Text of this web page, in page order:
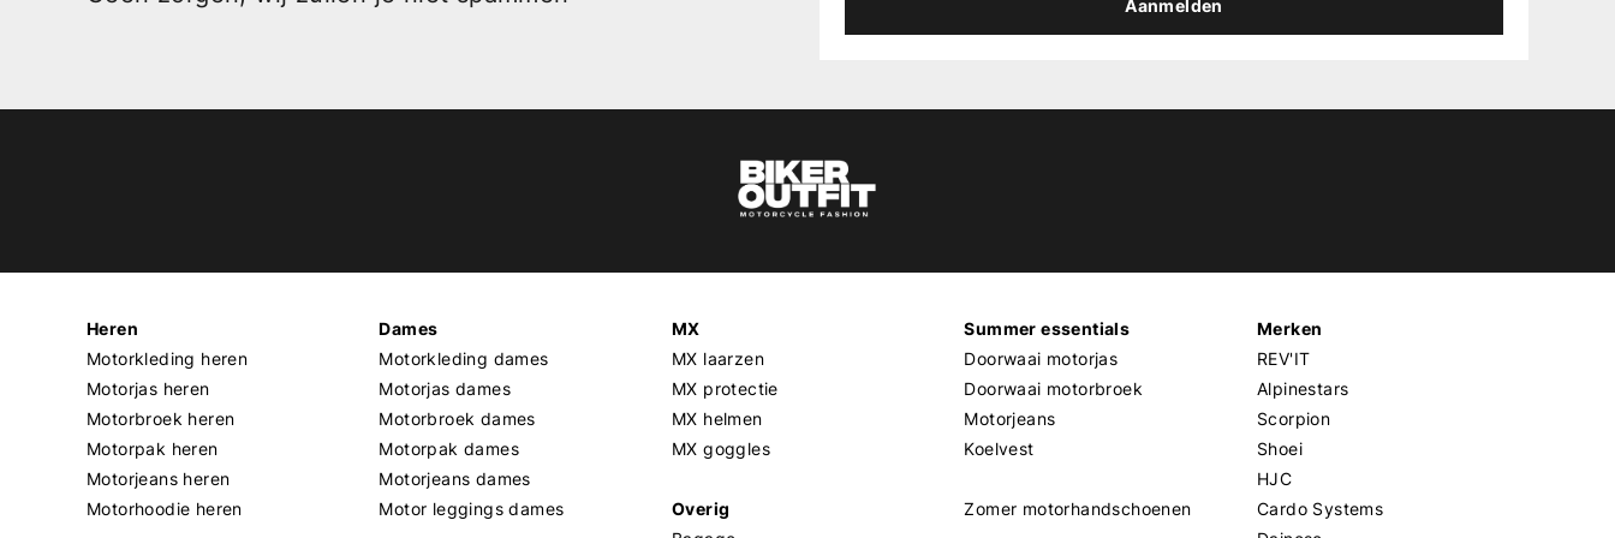
Aanmelden
Heren
Motorkleding heren
Motorjas heren
Motorbroek heren
Motorpak heren
Motorjeans heren
Motorhoodie heren
Dames
Motorkleding dames
Motorjas dames
Motorbroek dames
Motorpak dames
Motorjeans dames
Motor leggings dames
MX
MX laarzen
MX protectie
MX helmen
MX goggles
Overig
Summer essentials
Doorwaai motorjas
Doorwaai motorbroek
Motorjeans
Koelvest
Zomer motorhandschoenen
Merken
REV'IT
Alpinestars
Scorpion
Shoei
HJC
Cardo Systems